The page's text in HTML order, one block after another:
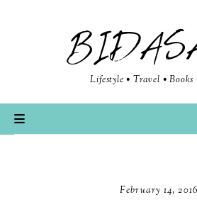
Lifestyle • Travel • Books
February 14, 2016